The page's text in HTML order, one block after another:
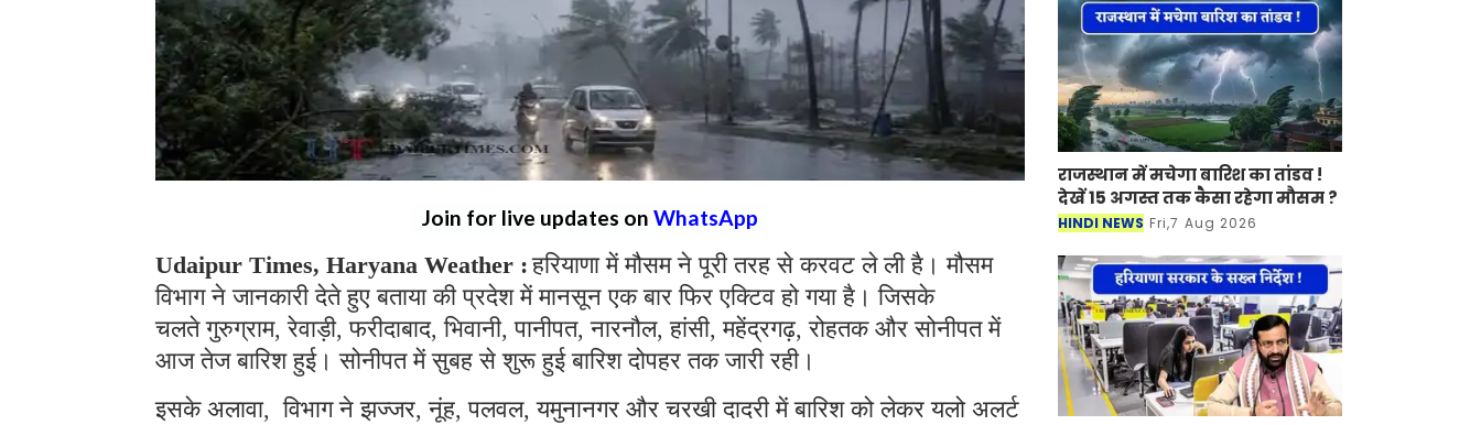
Join for live updates on WhatsApp
Udaipur Times, Haryana Weather : हरियाणा में मौसम ने पूरी तरह से करवट ले ली है। मौसम
विभाग ने जानकारी देते हुए बताया की प्रदेश में मानसून एक बार फिर एक्टिव हो गया है। जिसके
चलते गुरुग्राम, रेवाड़ी, फरीदाबाद, भिवानी, पानीपत, नारनौल, हांसी, महेंद्रगढ़, रोहतक और सोनीपत में
आज तेज बारिश हुई। सोनीपत में सुबह से शुरू हुई बारिश दोपहर तक जारी रही।
इसके अलावा, विभाग ने झज्जर, नूंह, पलवल, यमुनानगर और चरखी दादरी में बारिश को लेकर यलो अलर्ट
रेवाड़ी, फ
राजस्थान में मचेगा बारिश का तांडव !
देखें 15 अगस्त तक कैसा रहेगा मौसम ?
HINDI NEWS Fri,7 Aug 2026